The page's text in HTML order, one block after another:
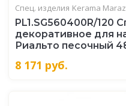
Спец. изделия Kerama
PL1.SG560400R/120
декоративное для
Риальто песочный
8 171 руб.